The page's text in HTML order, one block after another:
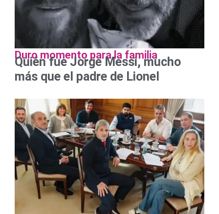
Duro momento para la familia
Quién fue Jorge Messi, mucho
más que el padre de Lionel